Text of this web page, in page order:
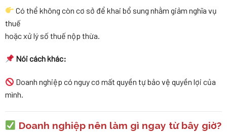
Có thể không còn cơ sở để khai bổ sung nhằm giảm nghĩa vụ
thuế
hoặc xử lý số thuế nộp thừa.
Nói cách khác:
Doanh nghiệp có nguy cơ mất quyền tự bảo vệ quyền lợi của
mình.
Doanh nghiệp nên làm gì ngay từ bây giờ?